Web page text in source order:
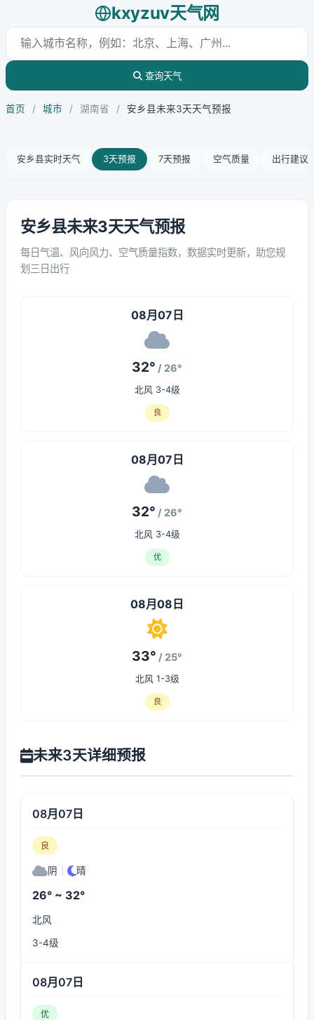
kxyzuv天气网
查询天气
首页 / 城市 / 湖南省 / 安乡县未来3天天气预报
安乡县实时天气 3天预报 7天预报 空气质量 出行建议
安乡县未来3天天气预报
每日气温、风向风力、空气质量指数，数据实时更新，助您规
划三日出行
08月07日
32° / 26°
北风 3-4级
良
08月07日
32° / 26°
北风 3-4级
优
08月08日
33° / 25°
北风 1-3级
良
未来3天详细预报
08月07日
良
阴 晴
26° ~ 32°
北风
3-4级
08月07日
优